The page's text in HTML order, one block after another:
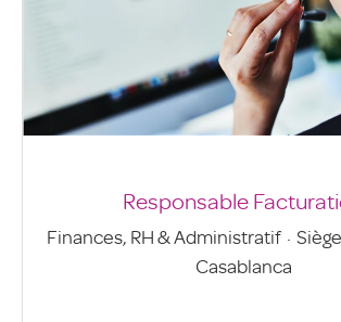
Responsable
Finances, RH & Administratif ·
Casablanca